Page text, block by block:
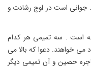
جوانى است در اوج رشادت و
است . سه تمیمى هر كدام
خواهند. دعوا كه بالا مى
حصین و آن تمیمى دیگر